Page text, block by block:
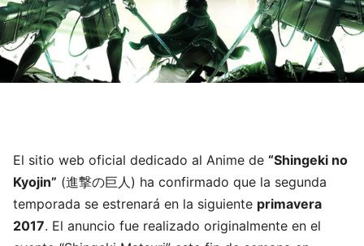
El sitio web oficial dedicado al Anime de “Shingeki no
Kyojin” (進撃の巨人) ha confirmado que la segunda
temporada se estrenará en la siguiente primavera
2017. El anuncio fue realizado originalmente en el